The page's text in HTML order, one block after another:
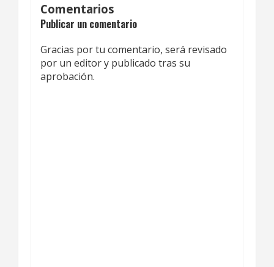
Comentarios
Publicar un comentario
Gracias por tu comentario, será revisado
por un editor y publicado tras su
aprobación.